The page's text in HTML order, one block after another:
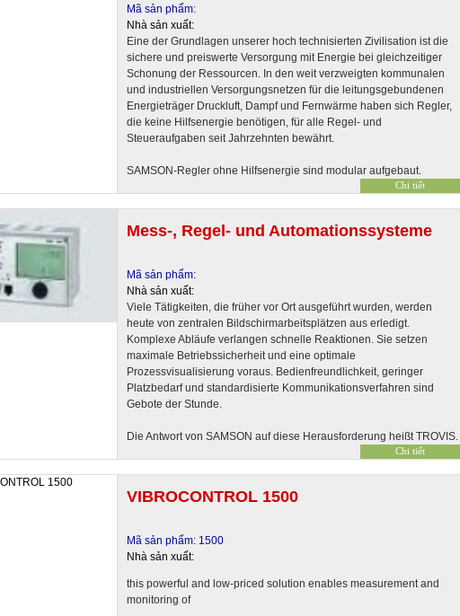
Mã sản phẩm:
Nhà sản xuất:
Eine der Grundlagen unserer hoch technisierten Zivilisation ist die
sichere und preiswerte Versorgung mit Energie bei gleichzeitiger
Schonung der Ressourcen. In den weit verzweigten kommunalen
und industriellen Versorgungsnetzen für die leitungsgebundenen
Energieträger Druckluft, Dampf und Fernwärme haben sich Regler,
die keine Hilfsenergie benötigen, für alle Regel- und
Steueraufgaben seit Jahrzehnten bewährt.
SAMSON-Regler ohne Hilfsenergie sind modular aufgebaut.
Mess-, Regel- und Automationssysteme
Mã sản phẩm:
Nhà sản xuất:
Viele Tätigkeiten, die früher vor Ort ausgeführt wurden, werden
heute von zentralen Bildschirmarbeitsplätzen aus erledigt.
Komplexe Abläufe verlangen schnelle Reaktionen. Sie setzen
maximale Betriebssicherheit und eine optimale
Prozessvisualisierung voraus. Bedienfreundlichkeit, geringer
Platzbedarf und standardisierte Kommunikationsverfahren sind
Gebote der Stunde.
Die Antwort von SAMSON auf diese Herausforderung heißt TROVIS.
VIBROCONTROL 1500
Mã sản phẩm: 1500
Nhà sản xuất:
this powerful and low-priced solution enables measurement and
monitoring of